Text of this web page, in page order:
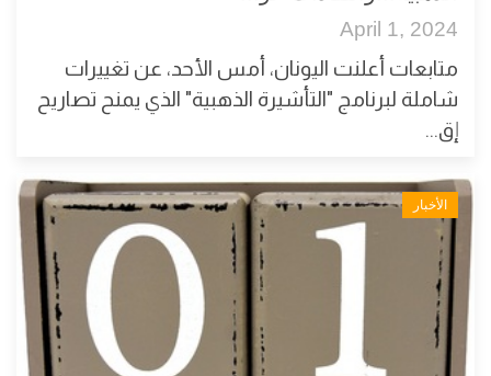
April 1, 2024
متابعات أعلنت اليونان، أمس الأحد، عن تغييرات
شاملة لبرنامج "التأشيرة الذهبية" الذي يمنح تصاريح
إق...
الأخبار